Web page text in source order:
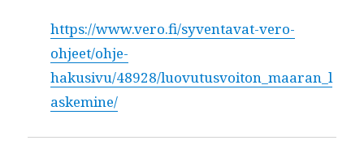
https://www.vero.fi/syventavat-vero-
ohjeet/ohje-
hakusivu/48928/luovutusvoiton_maaran_l
askemine/